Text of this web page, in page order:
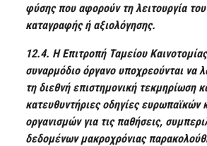
φύσης που αφορούν τη λειτουργία
καταγραφής ή αξιολόγησης.
12.4. Η Επιτροπή Ταμείου
συναρμόδιο όργανο υποχρεούνται να
τη διεθνή επιστημονική τεκμηρίωση
κατευθυντήριες οδηγίες ευρωπαϊκών
οργανισμών για τις παθήσεις,
δεδομένων μακροχρόνιας